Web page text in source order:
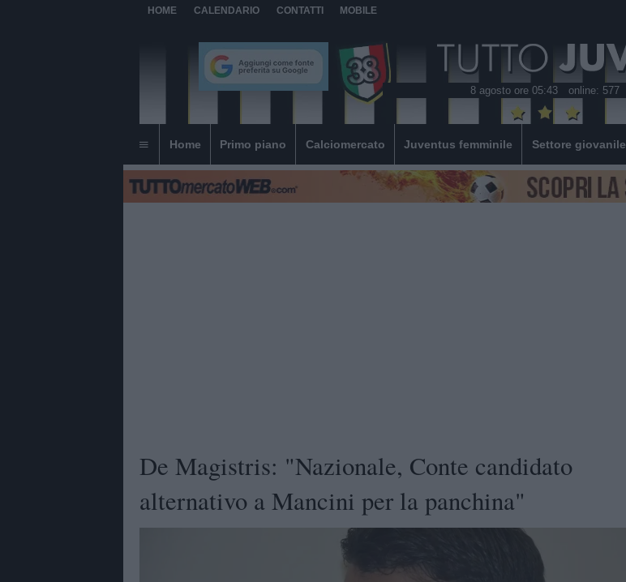
HOME CALENDARIO CONTATTI MOBILE
8 agosto ore 05:43 online: 577
Home Primo piano Calciomercato Juventus femminile Settore giovanile
De Magistris: "Nazionale, Conte candidato
alternativo a Mancini per la panchina"